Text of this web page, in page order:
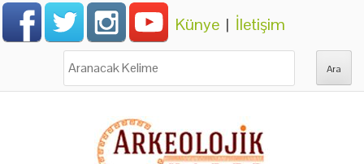
Künye | İletişim